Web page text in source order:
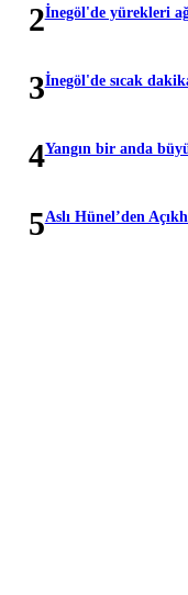
2İnegöl'de yürekleri
3İnegöl'de sıcak
4Yangın bir anda
5Aslı Hünel’den